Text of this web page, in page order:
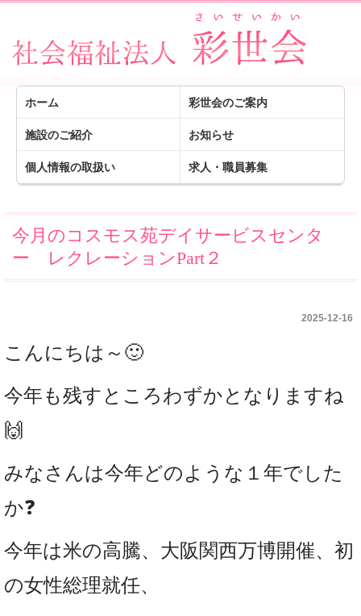
ホーム 彩世会のご案内
施設のご紹介 お知らせ
個人情報の取扱い 求人・職員募集
今月のコスモス苑デイサービスセンタ
ー レクレーションPart２
2025-12-16
こんにちは～🙂
今年も残すところわずかとなりますね
🙌
みなさんは今年どのような１年でした
か❓
今年は米の高騰、大阪関西万博開催、初
の女性総理就任、